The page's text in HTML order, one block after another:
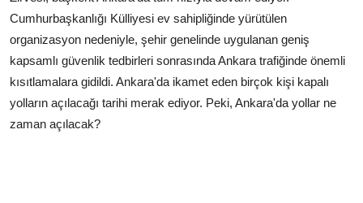
Cumhurbaşkanlığı Külliyesi ev sahipliğinde yürütülen
organizasyon nedeniyle, şehir genelinde uygulanan geniş
kapsamlı güvenlik tedbirleri sonrasında Ankara trafiğinde önemli
kısıtlamalara gidildi. Ankara'da ikamet eden birçok kişi kapalı
yolların açılacağı tarihi merak ediyor. Peki, Ankara'da yollar ne
zaman açılacak?